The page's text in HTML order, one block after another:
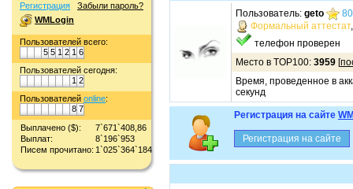
Регистрация
Забыли пароль?
WMLogin
Пользователей всего:
5 5 1 2 1 6
Пользователей сегодня:
1 2
Пользователей online:
8 7
Выплачено ($):
7`671`408,86
Выплат:
8`196`953
Писем прочитано: 1`025`364`184
Пользователь: geto
Формальный аттестат
телефон проверен
Место в TOP100: 3959 [
Время, проведенное в
секунд
Регистрация на сайте